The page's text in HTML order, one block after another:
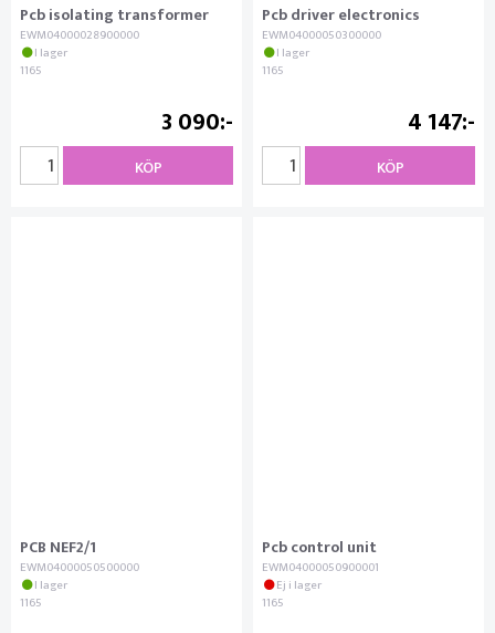
Pcb isolating transformer
EWM04000028900000
I lager
1165
3 090
KÖP
Pcb driver electronics
EWM04000050300000
I lager
1165
4 147
KÖP
PCB NEF2/1
EWM04000050500000
I lager
1165
Pcb control unit
EWM04000050900001
Ej i lager
1165